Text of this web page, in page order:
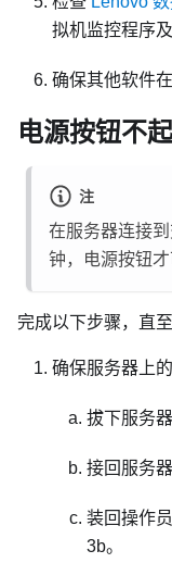
拟机监控程序
确保其他软件
电源按钮不
注
在服务器连接
钟，电源按钮才
完成以下步骤，直
确保服务器上
拔下服务
接回服务
装回操作
3b。